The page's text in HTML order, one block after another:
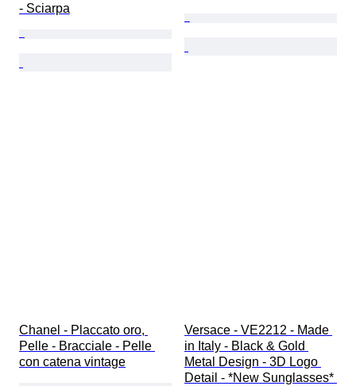
- Sciarpa
Chanel - Placcato oro,
Pelle - Bracciale - Pelle
con catena vintage
Versace - VE2212 - Made
in Italy - Black & Gold
Metal Design - 3D Logo
Detail - *New Sunglasses*